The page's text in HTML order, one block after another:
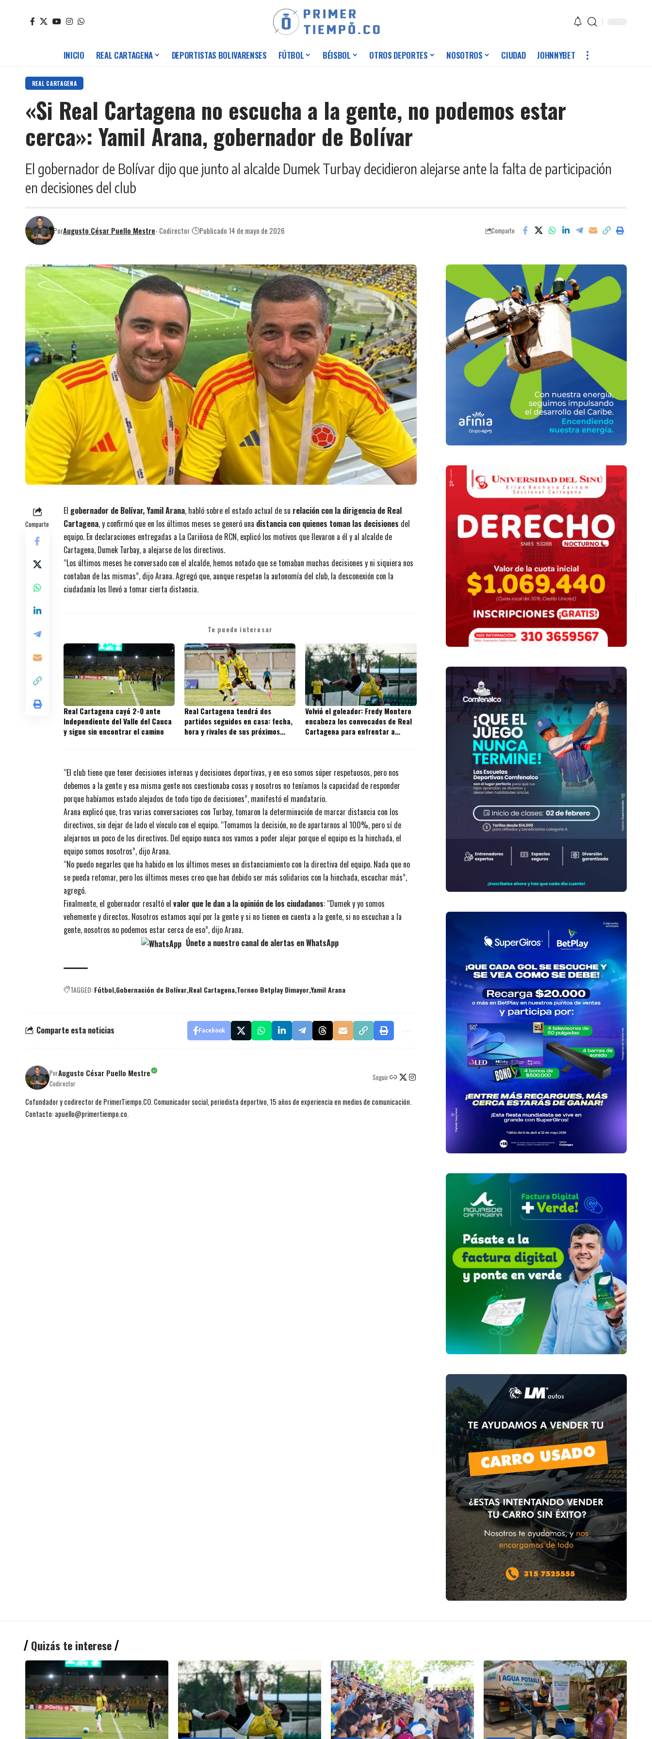
INICIO REAL CARTAGENA DEPORTISTAS BOLIVARENSES FÚTBOL BÉISBOL OTROS DEPORTES NOSOTROS CIUDAD JOHNNYBET
REAL CARTAGENA
«Si Real Cartagena no escucha a la gente, no podemos estar
cerca»: Yamil Arana, gobernador de Bolívar
El gobernador de Bolívar dijo que junto al alcalde Dumek Turbay decidieron alejarse ante la falta de participación
en decisiones del club
PorAugusto César Puello Mestre- Codirector Publicado 14 de mayo de 2026 Comparte
Comparte
El gobernador de Bolívar, Yamil Arana, habló sobre el estado actual de su relación con la dirigencia de Real
Cartagena, y confirmó que en los últimos meses se generó una distancia con quienes toman las decisiones del
equipo. En declaraciones entregadas a La Cariñosa de RCN, explicó los motivos que llevaron a él y al alcalde de
Cartagena, Dumek Turbay, a alejarse de los directivos.
“Los últimos meses he conversado con el alcalde, hemos notado que se tomaban muchas decisiones y ni siquiera nos
contaban de las mismas”, dijo Arana. Agregó que, aunque respetan la autonomía del club, la desconexión con la
ciudadanía los llevó a tomar cierta distancia.
Te puede interesar
Real Cartagena cayó 2-0 ante
Independiente del Valle del Cauca
y sigue sin encontrar el camino
Real Cartagena tendrá dos
partidos seguidos en casa: fecha,
hora y rivales de sus próximos
Volvió el goleador: Fredy Montero
encabeza los convocados de Real
Cartagena para enfrentar a
“El club tiene que tener decisiones internas y decisiones deportivas, y en eso somos súper respetuosos, pero nos
debemos a la gente y esa misma gente nos cuestionaba cosas y nosotros no teníamos la capacidad de responder
porque habíamos estado alejados de todo tipo de decisiones”, manifestó el mandatario.
Arana explicó que, tras varias conversaciones con Turbay, tomaron la determinación de marcar distancia con los
directivos, sin dejar de lado el vínculo con el equipo. “Tomamos la decisión, no de apartarnos al 100%, pero sí de
alejarnos un poco de los directivos. Del equipo nunca nos vamos a poder alejar porque el equipo es la hinchada, el
equipo somos nosotros”, dijo Arana.
“No puedo negarles que ha habido en los últimos meses un distanciamiento con la directiva del equipo. Nada que no
se pueda retomar, pero los últimos meses creo que han debido ser más solidarios con la hinchada, escuchar más”,
agregó.
Finalmente, el gobernador resaltó el valor que le dan a la opinión de los ciudadanos: “Dumek y yo somos
vehemente y directos. Nosotros estamos aquí por la gente y si no tienen en cuenta a la gente, si no escuchan a la
gente, nosotros no podemos estar cerca de eso”, dijo Arana.
Únete a nuestro canal de alertas en WhatsApp
TAGGED:Fútbol Gobernación de Bolívar Real Cartagena Torneo Betplay DimayorYamil Arana
Comparte esta noticias Facebook
PorAugusto César Puello Mestre
Codirector
Seguir
Cofundador y codirector de PrimerTiempo.CO. Comunicador social, periodista deportivo, 15 años de experiencia en medios de comunicación.
Contacto: apuello@primertiempo.co.
Quizás te interese